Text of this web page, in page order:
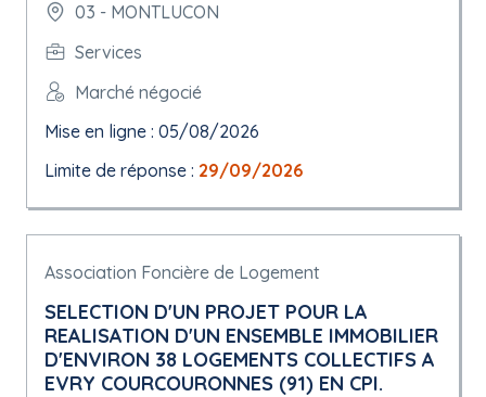
03 - MONTLUCON
Services
Marché négocié
Mise en ligne : 05/08/2026
Limite de réponse : 29/09/2026
Association Foncière de Logement
SELECTION D'UN PROJET POUR LA
REALISATION D'UN ENSEMBLE IMMOBILIER
D'ENVIRON 38 LOGEMENTS COLLECTIFS A
EVRY COURCOURONNES (91) EN CPI.